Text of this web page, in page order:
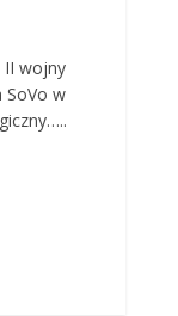
II wojny
SoVo w